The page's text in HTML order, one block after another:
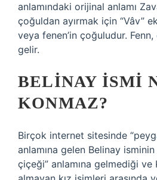
anlamındaki orijinal anlamı
çoğuldan ayırmak için “Vâv”
veya fenen’in çoğuludur.
gelir.
BELINAY ISMI
KONMAZ?
Birçok internet sitesinde
anlamına gelen Belinay
çiçeği” anlamına gelmediği ve